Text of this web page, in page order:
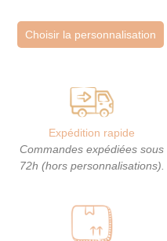
Choisir la personnalisation
Expédition rapide
Commandes expédiées sous
72h (hors personnalisations).